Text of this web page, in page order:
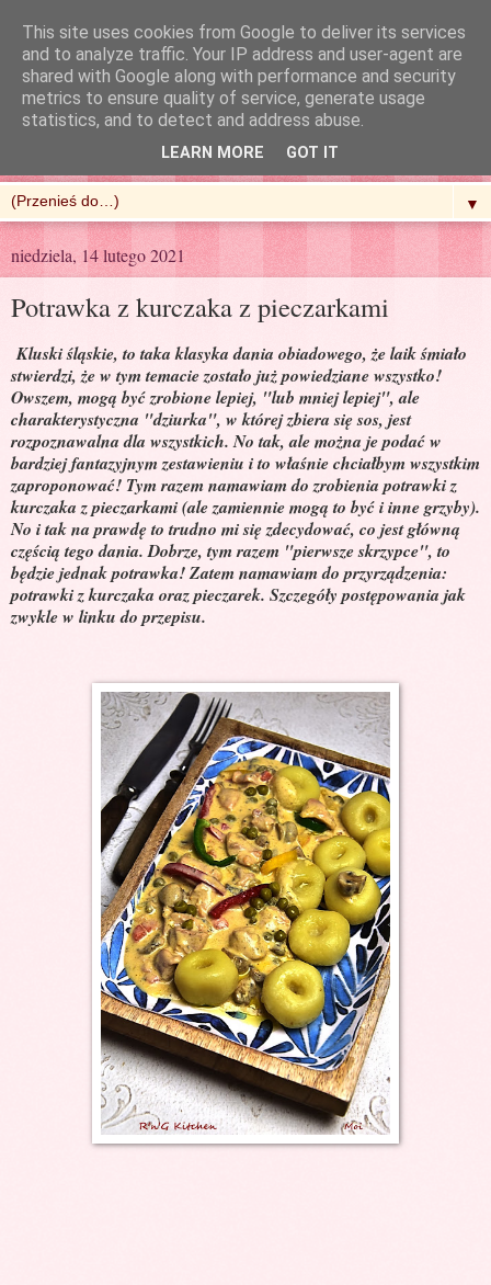
R'n'G Kitchen
▼
niedziela, 14 lutego 2021
Potrawka z kurczaka z pieczarkami
Kluski śląskie, to taka klasyka dania obiadowego, że laik śmiało
stwierdzi, że w tym temacie zostało już powiedziane wszystko!
Owszem, mogą być zrobione lepiej, "lub mniej lepiej", ale
charakterystyczna "dziurka", w której zbiera się sos, jest
rozpoznawalna dla wszystkich. No tak, ale można je podać w
bardziej fantazyjnym zestawieniu i to właśnie chciałbym wszystkim
zaproponować! Tym razem namawiam do zrobienia potrawki z
kurczaka z pieczarkami (ale zamiennie mogą to być i inne grzyby).
No i tak na prawdę to trudno mi się zdecydować, co jest główną
częścią tego dania. Dobrze, tym razem "pierwsze skrzypce", to
będzie jednak potrawka! Zatem namawiam do przyrządzenia:
potrawki z kurczaka oraz pieczarek. Szczegóły postępowania jak
zwykle w linku do przepisu.
This site uses cookies from Google to deliver its services
and to analyze traffic. Your IP address and user-agent are
shared with Google along with performance and security
metrics to ensure quality of service, generate usage
statistics, and to detect and address abuse.
LEARN MORE GOT IT